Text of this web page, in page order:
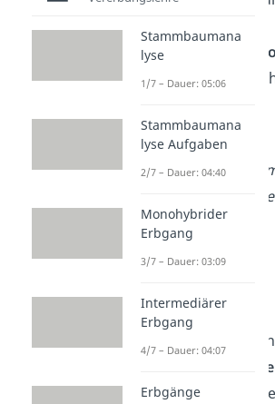
ungeschlechtliche
Der Prozess lässt
Prophase
Prometaphase
als
angesehen)
Telophase
Das
Meiose
ungeschlechtliche
Stammbaumana
lyse
1/7 – Dauer: 05:06
Stammbaumana
lyse Aufgaben
2/7 – Dauer: 04:40
Monohybrider
Erbgang
3/7 – Dauer: 03:09
Intermediärer
Erbgang
4/7 – Dauer: 04:07
Erbgänge